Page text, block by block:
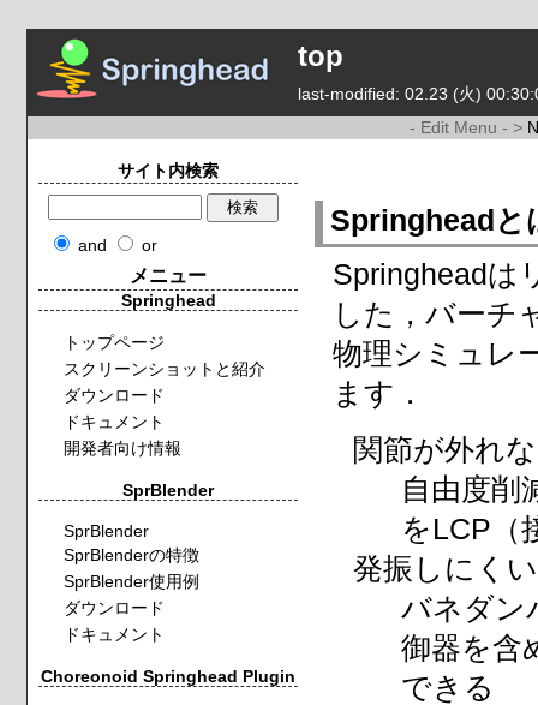
top
last-modified: 02.23 (火)
- Edit Menu - >
Springheadと
Springheadは
した，バーチ
物理シミュレ
ます．
関節が外れ
自由度削
をLCP（
発振しにくい
バネダン
御器を含
できる
サイト内検索
and or
メニュー
Springhead
トップページ
スクリーンショットと紹介
ダウンロード
ドキュメント
開発者向け情報
SprBlender
SprBlender
SprBlenderの特徴
SprBlender使用例
ダウンロード
ドキュメント
Choreonoid Springhead Plugin